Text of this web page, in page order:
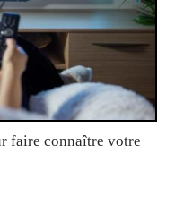
faire connaître votre